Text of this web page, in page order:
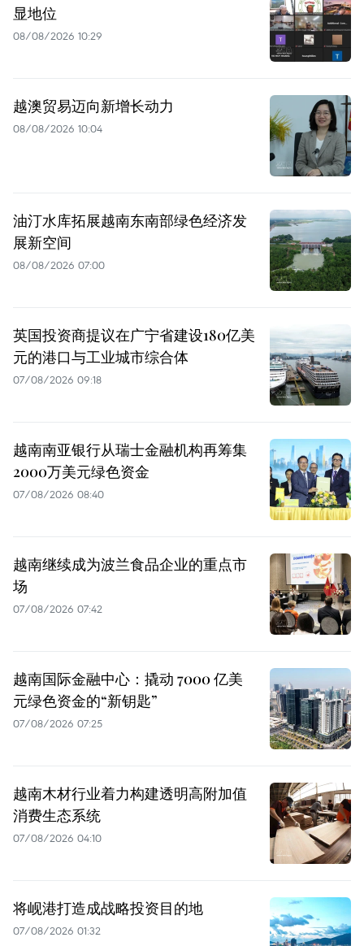
显地位
08/08/2026 10:29
越澳贸易迈向新增长动力
08/08/2026 10:04
油汀水库拓展越南东南部绿色经济发
展新空间
08/08/2026 07:00
英国投资商提议在广宁省建设180亿美
元的港口与工业城市综合体
07/08/2026 09:18
越南南亚银行从瑞士金融机构再筹集
2000万美元绿色资金
07/08/2026 08:40
越南继续成为波兰食品企业的重点市
场
07/08/2026 07:42
越南国际金融中心：撬动 7000 亿美
元绿色资金的“新钥匙”
07/08/2026 07:25
越南木材行业着力构建透明高附加值
消费生态系统
07/08/2026 04:10
将岘港打造成战略投资目的地
07/08/2026 01:32